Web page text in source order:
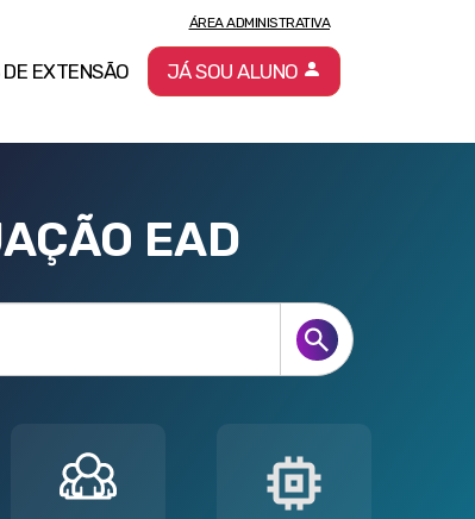
DE EXTENSÃO
ÁREA ADMINISTRATIVA
JÁ SOU ALUNO
EAD